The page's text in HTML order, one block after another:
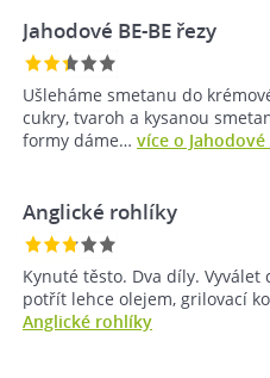
Jahodové BE-BE řezy
Ušleháme smetanu do
cukry, tvaroh a kysanou
formy dáme… více o Jahodové
Anglické rohlíky
Kynuté těsto. Dva díly.
potřít lehce olejem, grilovací
Anglické rohlíky